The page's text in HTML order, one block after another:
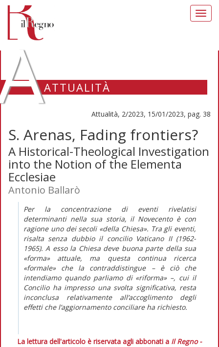
ATTUALITÀ
Attualità, 2/2023, 15/01/2023, pag. 38
S. Arenas, Fading frontiers?
A Historical-Theological Investigation
into the Notion of the Elementa
Ecclesiae
Antonio Ballarò
Per la concentrazione di eventi rivelatisi
determinanti nella sua storia, il Novecento è con
ragione uno dei secoli «della Chiesa». Tra gli eventi,
risalta senza dubbio il concilio Vaticano II (1962-
1965). A esso la Chiesa deve buona parte della sua
«forma» attuale, ma questa continua ricerca
«formale» che la contraddistingue – è ciò che
intendiamo quando parliamo di «riforma» –, cui il
Concilio ha impresso una svolta significativa, resta
inconclusa relativamente all’accoglimento degli
effetti che l’aggiornamento conciliare ha richiesto.
La lettura dell'articolo è riservata agli abbonati a Il Regno -